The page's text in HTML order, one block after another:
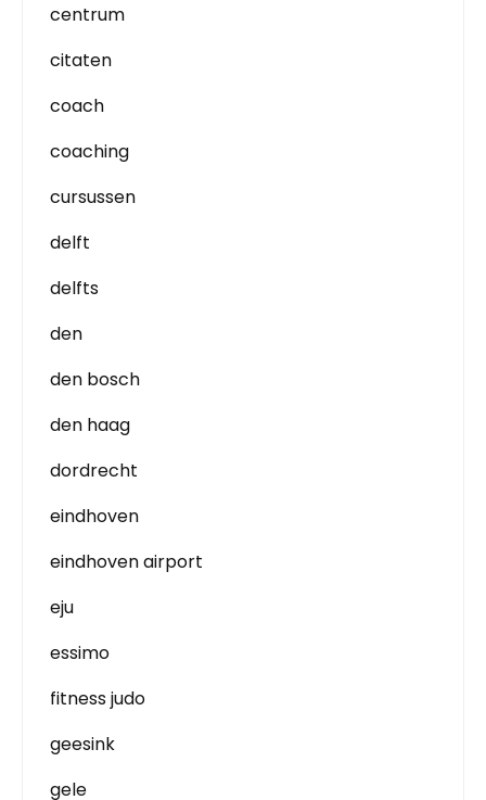
centrum
citaten
coach
coaching
cursussen
delft
delfts
den
den bosch
den haag
dordrecht
eindhoven
eindhoven airport
eju
essimo
fitness judo
geesink
gele